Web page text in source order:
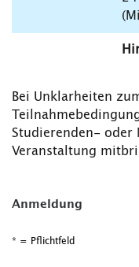
Bei Unklarheiten
Studierenden- oder
Veranstaltung
Anmeldung
* = Pflichtfeld